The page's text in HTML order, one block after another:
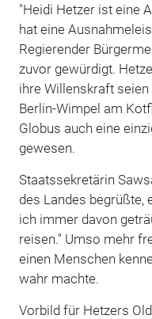
"Heidi Hetzer ist eine
hat eine
Regierender
zuvor gewürdigt.
ihre Willenskraft
Berlin-Wimpel am
Globus auch eine
gewesen.
Staatssekretärin
des Landes begrüßte,
ich immer davon
reisen." Umso mehr
einen Menschen
wahr machte.
Vorbild für Hetzers